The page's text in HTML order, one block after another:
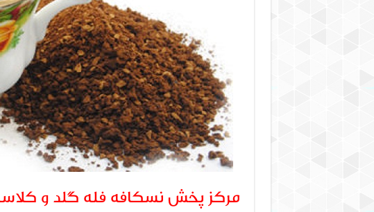
مرکز پخش نسکافه فله گلد و